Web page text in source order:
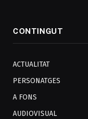
CONTINGUT
ACTUALITAT
PERSONATGES
A FONS
AUDIOVISUAL